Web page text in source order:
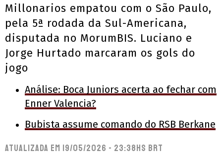
Millonarios empatou com o São Paulo,
pela 5ª rodada da Sul-Americana,
disputada no MorumBIS. Luciano e
Jorge Hurtado marcaram os gols do
jogo
Análise: Boca Juniors acerta ao fechar com
Enner Valencia?
Bubista assume comando do RSB Berkane
Atualizada em 19/05/2026 - 23:38hs BRT